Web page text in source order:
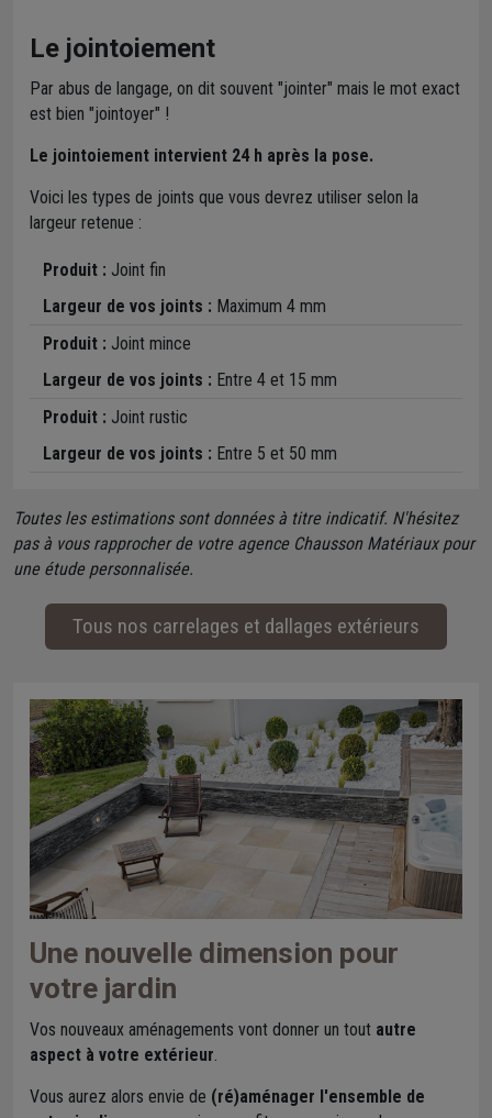
Le jointoiement
Par abus de langage, on dit souvent "jointer" mais le mot exact
est bien "jointoyer" !
Le jointoiement intervient 24 h après la pose.
Voici les types de joints que vous devrez utiliser selon la
largeur retenue :
Produit : Joint fin
Largeur de vos joints : Maximum 4 mm
Produit : Joint mince
Largeur de vos joints : Entre 4 et 15 mm
Produit : Joint rustic
Largeur de vos joints : Entre 5 et 50 mm
Toutes les estimations sont données à titre indicatif. N'hésitez
pas à vous rapprocher de votre agence Chausson Matériaux pour
une étude personnalisée.
Tous nos carrelages et dallages extérieurs
Une nouvelle dimension pour
votre jardin
Vos nouveaux aménagements vont donner un tout autre
aspect à votre extérieur.
Vous aurez alors envie de (ré)aménager l'ensemble de